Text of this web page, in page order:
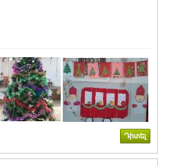
Դիտել